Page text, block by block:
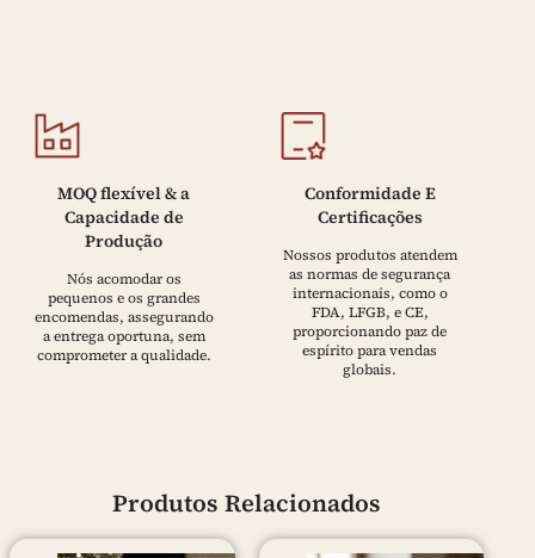
MOQ flexível & a
Capacidade de
Produção
Nós acomodar os
pequenos e os grandes
encomendas, assegurando
a entrega oportuna, sem
comprometer a qualidade.
Conformidade E
Certificações
Nossos produtos atendem
as normas de segurança
internacionais, como o
FDA, LFGB, e CE,
proporcionando paz de
espírito para vendas
globais.
Produtos Relacionados